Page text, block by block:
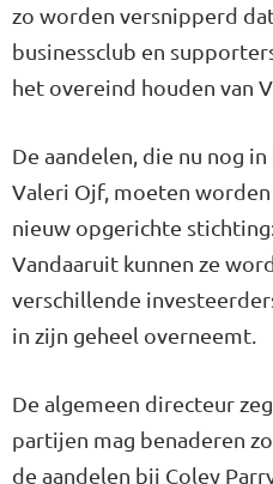
zo worden versnipperd
businessclub en
het overeind houden van
De aandelen, die nu nog
Valeri Ojf, moeten
nieuw opgerichte
Vandaaruit kunnen ze
verschillende
in zijn geheel overneemt.
De algemeen directeur
partijen mag benaderen
de aandelen bij Coley